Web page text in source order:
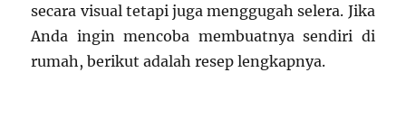
secara visual tetapi juga menggugah selera. Jika
Anda ingin mencoba membuatnya sendiri di
rumah, berikut adalah resep lengkapnya.